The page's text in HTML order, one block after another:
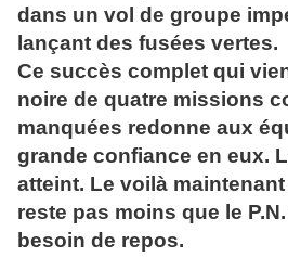
dans un vol de groupe
lançant des fusées vertes.
Ce succès complet qui
noire de quatre missions
manquées redonne aux
grande confiance en eux.
atteint. Le voilà
reste pas moins que le
besoin de repos.